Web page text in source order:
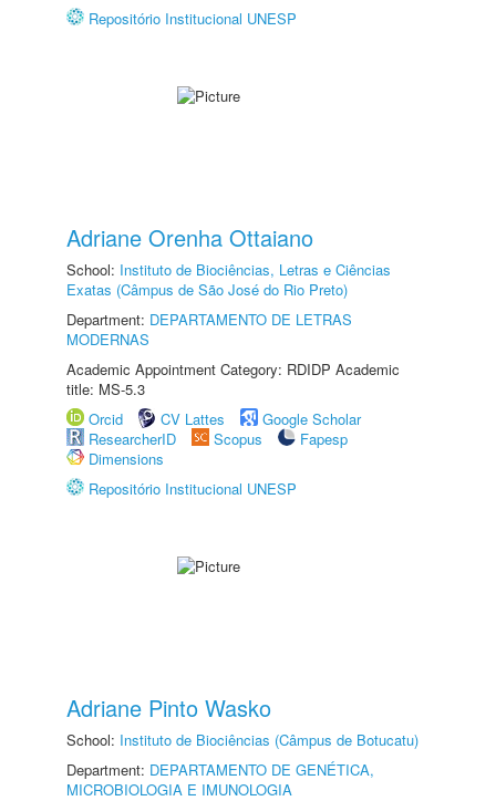
Repositório Institucional UNESP
Adriane Orenha Ottaiano
School: Instituto de Biociências, Letras e Ciências
Exatas (Câmpus de São José do Rio Preto)
Department: DEPARTAMENTO DE LETRAS
MODERNAS
Academic Appointment Category: RDIDP Academic
title: MS-5.3
Orcid
CV Lattes
Google Scholar
ResearcherID
Scopus
Fapesp
Dimensions
Repositório Institucional UNESP
Adriane Pinto Wasko
School: Instituto de Biociências (Câmpus de Botucatu)
Department: DEPARTAMENTO DE GENÉTICA,
MICROBIOLOGIA E IMUNOLOGIA